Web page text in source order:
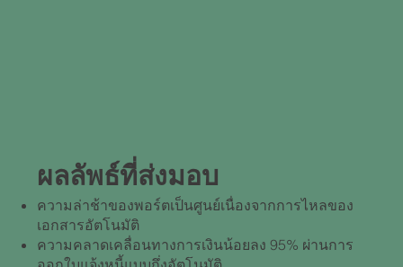
ผลลัพธ์ที่ส่งมอบ
ความล่าช้าของพอร์ตเป็นศูนย์เนื่องจากการไหลของ
เอกสารอัตโนมัติ
ความคลาดเคลื่อนทางการเงินน้อยลง 95% ผ่านการ